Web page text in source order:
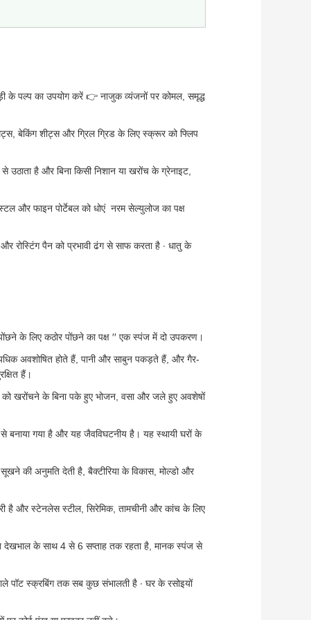
के पल्प का उपयोग करें 👉 नाजुक व्यंजनों पर कोमल, समृद्ध
बेकिंग शीट्स और ग्रिल ग्रिड के लिए स्क्रूर को फ्लिप
उठाता है और बिना किसी निशान या खरोंच के ग्रेनाइट,
और फाइन पोर्टेबल को धोएं ️ नरम सेल्युलोज का पक्ष
रोस्टिंग पैन को प्रभावी ढंग से साफ करता है ∙ धातु के
के लिए कठोर पोंछने का पक्ष ′′ एक स्पंज में दो उपकरण।
अवशोषित होते हैं, पानी और साबुन पकड़ते हैं, और गैर-
हैं।
खरोंचने के बिना पके हुए भोजन, वसा और जले हुए अवशेषों
बनाया गया है और यह जैवविघटनीय है। यह स्थायी घरों के
की अनुमति देती है, बैक्टीरिया के विकास, मोल्डो और
है और स्टेनलेस स्टील, सिरेमिक, तामचीनी और कांच के लिए
देखभाल के साथ 4 से 6 सप्ताह तक रहता है, मानक स्पंज से
पॉट स्क्रबिंग तक सब कुछ संभालती है ∙ घर के रसोइयों